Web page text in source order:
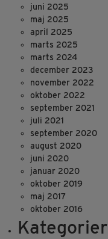
juni 2025
maj 2025
april 2025
marts 2025
marts 2024
december 2023
november 2022
oktober 2022
september 2021
juli 2021
september 2020
august 2020
juni 2020
januar 2020
oktober 2019
maj 2017
oktober 2016
Kategorier